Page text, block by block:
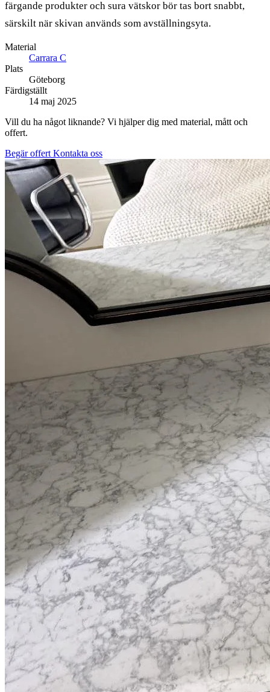
färgande produkter och sura vätskor bör tas bort snabbt,
särskilt när skivan används som avställningsyta.
Material
Carrara C
Plats
Göteborg
Färdigställt
14 maj 2025
Vill du ha något liknande? Vi hjälper dig med material, mått och
offert.
Begär offert Kontakta oss